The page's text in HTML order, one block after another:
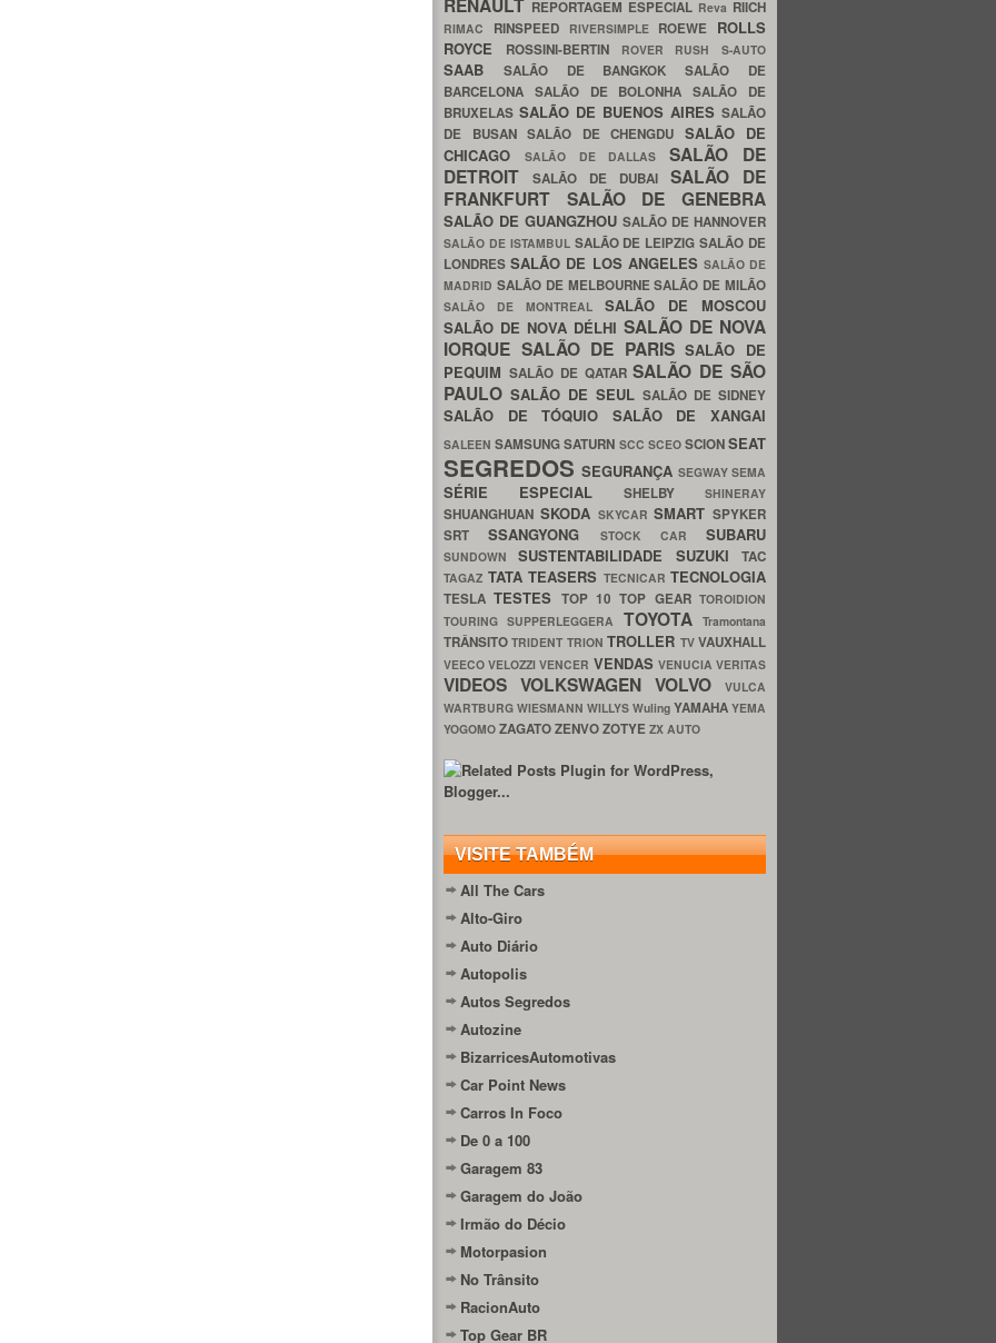
REPORTAGEM ESPECIAL Reva RIICH
RIMAC RINSPEED RIVERSIMPLE ROEWE ROLLS
ROYCE
ROSSINI-BERTIN ROVER RUSH S-AUTO
SAAB SALÃO DE BANGKOKSALÃO DE
BARCELONA SALÃO DE BOLONHASALÃO DE
BRUXELAS SALÃO DE BUENOS AIRES SALÃO
DE BUSAN SALÃO DE CHENGDU SALÃO DE
CHICAGO
SALÃO DE DALLASSALÃO DE
DETROIT
SALÃO DE DUBAI SALÃO DE
FRANKFURT SALÃO DE GENEBRA
SALÃO DE GUANGZHOU SALÃO DE HANNOVER
SALÃO DE ISTAMBUL SALÃO DE LEIPZIGSALÃO DE
LONDRESSALÃO DE LOS ANGELES SALÃO DE
MADRID SALÃO DE MELBOURNESALÃO DE MILÃO
SALÃO DE MONTREAL SALÃO DE MOSCOU
SALÃO DE NOVA DÉLHI SALÃO DE NOVA
IORQUE SALÃO DE PARISSALÃO DE
PEQUIM SALÃO DE QATARSALÃO DE SÃO
PAULO SALÃO DE SEUL SALÃO DE SIDNEY
SALÃO DE TÓQUIO SALÃO DE XANGAI
SALEENSAMSUNGSATURN SCC SCEO SCIONSEAT
SEGREDOSSEGURANÇA SEGWAYSEMA
SÉRIE ESPECIAL SHELBY SHINERAY
SHUANGHUAN SKODA SKYCARSMART SPYKER
SRTSSANGYONG STOCK CAR SUBARU
SUNDOWNSUSTENTABILIDADE SUZUKITAC
TAGAZ TATA TEASERS TECNICAR TECNOLOGIA
TESLATESTES TOP 10TOP GEARTOROIDION
TOURING SUPPERLEGGERA TOYOTATramontana
TRÂNSITOTRIDENT TRIONTROLLER TVVAUXHALL
VEECOVELOZZIVENCER VENDAS VENUCIAVERITAS
VIDEOS VOLKSWAGEN VOLVO
VULCA
WARTBURG WIESMANN WILLYS Wuling YAMAHA YEMA
YOGOMO ZAGATOZENVOZOTYE ZX AUTO
VISITE TAMBÉM
All The Cars
Alto-Giro
Auto Diário
Autopolis
Autos Segredos
Autozine
BizarricesAutomotivas
Car Point News
Carros In Foco
De 0 a 100
Garagem 83
Garagem do João
Irmão do Décio
Motorpasion
No Trânsito
RacionAuto
Top Gear BR